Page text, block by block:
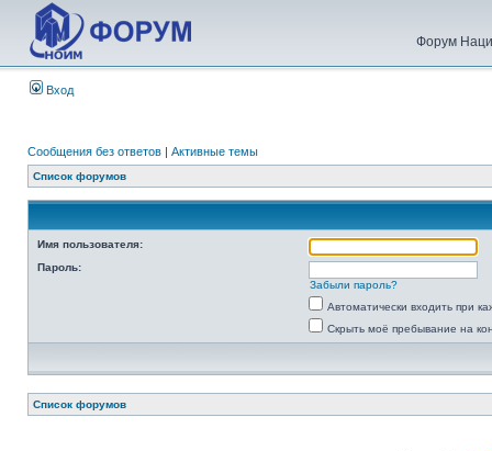
Форум
Вход
Сообщения без ответов | Активные темы
Список форумов
Имя пользователя:
Пароль:
Забыли пароль?
Автоматически входить при
Скрыть моё пребывание на
Список форумов